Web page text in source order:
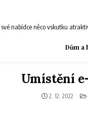
nabídce něco vskutku
Dům a
Umístění
2. 12. 2022